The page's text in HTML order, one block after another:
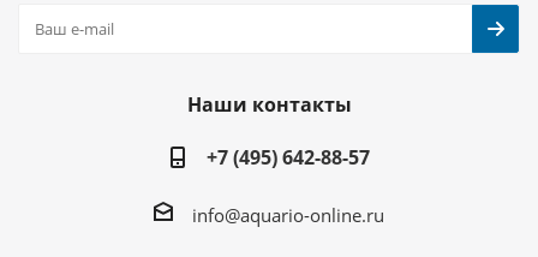
Наши контакты
+7 (495) 642-88-57
info@aquario-online.ru